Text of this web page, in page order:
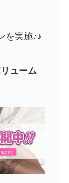
を実施♪♪
ューム